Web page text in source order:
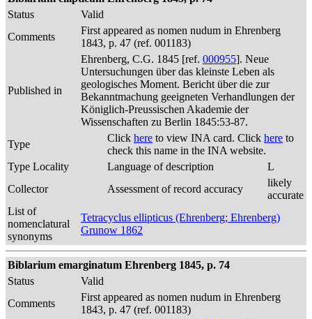
Status
Valid
Comments
First appeared as nomen nudum in Ehrenberg
1843, p. 47 (ref. 001183)
Published in
Ehrenberg, C.G. 1845 [ref. 000955]. Neue
Untersuchungen über das kleinste Leben als
geologisches Moment. Bericht über die zur
Bekanntmachung geeigneten Verhandlungen der
Königlich-Preussischen Akademie der
Wissenschaften zu Berlin 1845:53-87.
Type
Click here to view INA card. Click here to
check this name in the INA website.
Type Locality
Language of description
L
Collector
Assessment of record accuracy
likely
accurate
List of
nomenclatural
synonyms
Tetracyclus ellipticus (Ehrenberg; Ehrenberg)
Grunow 1862
Biblarium emarginatum Ehrenberg 1845, p. 74
Status
Valid
Comments
First appeared as nomen nudum in Ehrenberg
1843, p. 47 (ref. 001183)